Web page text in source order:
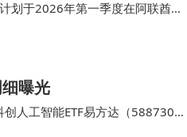
划于2026年第一季度在阿联酋迪
全无人驾驶出行服务。 今年1
曝光
人工智能ETF易方达（588730）